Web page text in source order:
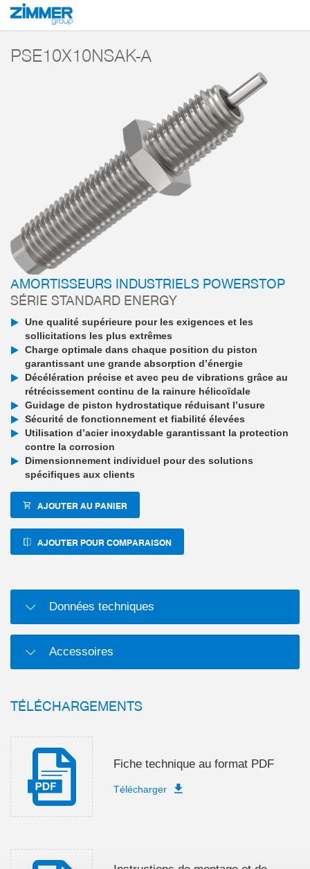
Démarrage Produits
PSE10X10NSAK-A
AMORTISSEURS INDUSTRIELS POWERSTOP
SÉRIE STANDARD ENERGY
Une qualité supérieure pour les exigences et les
sollicitations les plus extrêmes
Charge optimale dans chaque position du piston
garantissant une grande absorption d’énergie
Décélération précise et avec peu de vibrations grâce au
rétrécissement continu de la rainure hélicoïdale
Guidage de piston hydrostatique réduisant l’usure
Sécurité de fonctionnement et fiabilité élevées
Utilisation d’acier inoxydable garantissant la protection
contre la corrosion
Dimensionnement individuel pour des solutions
spécifiques aux clients
AJOUTER AU PANIER
AJOUTER POUR COMPARAISON
Données techniques
Accessoires
TÉLÉCHARGEMENTS
Fiche technique au format PDF
Télécharger